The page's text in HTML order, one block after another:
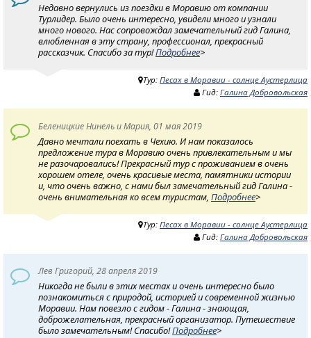
Недавно вернулись из поездки в Моравию от компании
Турлидер. Было очень интересно, увидели много и узнали
много нового. Нас сопровождал замечательный гид Галина,
влюбленная в эту страну, профессионал, прекрасный
рассказчик. Спасибо за тур!Подробнее>
Тур: Песах в Моравии - солнце Аустерлица
Гид: Галина Добровольская
Беленицкие Нинель и Мария, 01 мая 2019
Давно мечтали поехать в Чехию. И нам показалось
предложение тура в Моравию очень привлекательным и мы
не разочаровались! Прекрасный тур с проживанием в очень
хорошем отеле, очень красивые места, памятники истории
и, что очень важно, с нами был замечательный гид Галина -
очень внимательная ко всем туристам, Подробнее>
Тур: Песах в Моравии - солнце Аустерлица
Гид: Галина Добровольская
Лев Григорий, 28 апреля 2019
Никогда не были в этих местах и очень интересно было
познакомиться с природой, историей и современной жизнью
Моравии. Нам повезло с гидом - Галина - знающая,
доброжелательная, прекрасный организатор. Путешествие
было замечательным! Спасибо!Подробнее>